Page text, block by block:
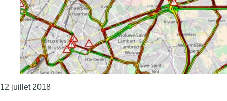
12 juillet 2018Consulter l'article "Le sommet de l’OTAN et un